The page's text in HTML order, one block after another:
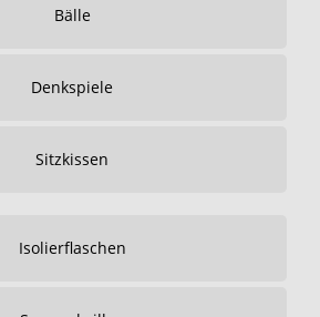
Bälle
Denkspiele
Sitzkissen
Isolierflaschen